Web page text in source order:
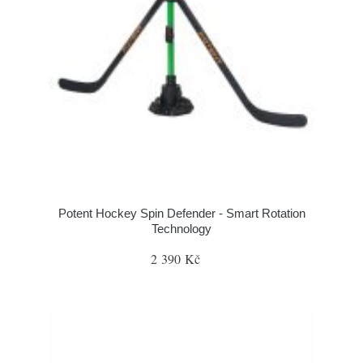
Potent Hockey Spin Defender - Smart Rotation
Technology
2 390 Kč